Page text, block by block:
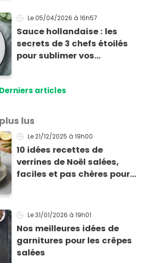
Le 05/04/2026 à 16h57
Sauce hollandaise : les
secrets de 3 chefs étoilés
pour sublimer vos
Derniers articles
lus
Le 21/12/2025 à 19h00
10 idées recettes de
verrines de Noël salées,
faciles et pas chères pour
Le 31/01/2026 à 19h01
Nos meilleures idées de
garnitures pour les crêpes
salées